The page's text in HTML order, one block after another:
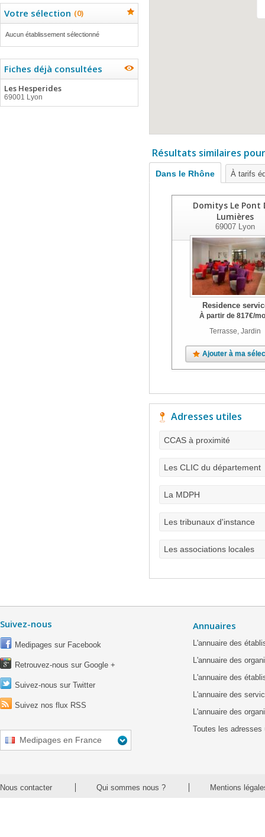
Votre sélection (0)
Aucun établissement sélectionné
Fiches déjà consultées
Les Hesperides
69001 Lyon
Résultats similaires
Dans le Rhône À tarifs
Domitys Le Pont
Lumières
69007 Lyon
Residence
À partir de 817€/
Terrasse, Jardin
Ajouter à ma
Adresses utiles
CCAS à proximité
Les CLIC du département
La MDPH
Les tribunaux d'instance
Les associations locales
Suivez-nous
Medipages sur Facebook
Retrouvez-nous sur Google +
Suivez-nous sur Twitter
Suivez nos flux RSS
Medipages en France
Annuaires
L'annuaire des
L'annuaire des
L'annuaire des
L'annuaire des
L'annuaire des
Toutes les adresses
Nous contacter Qui sommes nous ? Mentions